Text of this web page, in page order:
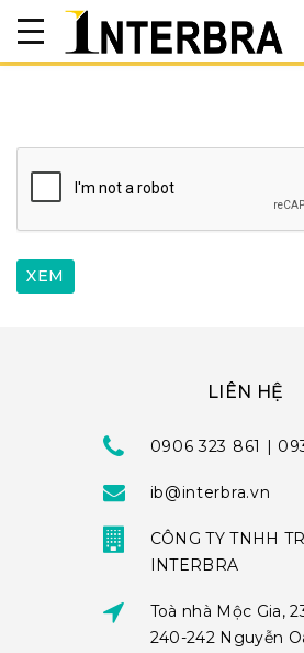
LIÊN HỆ
0906 323 861 |
ib@interbra.vn
CÔNG TY TNHH
INTERBRA
Toà nhà Mộc Gia,
240-242 Nguyễn